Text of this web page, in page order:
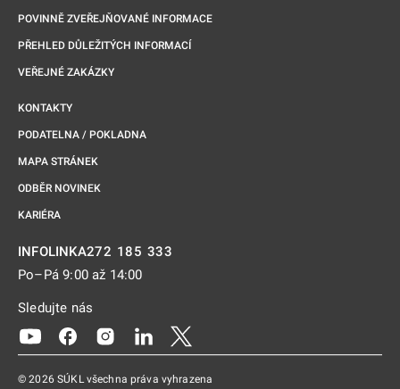
POVINNĚ ZVEŘEJŇOVANÉ INFORMACE
PŘEHLED DŮLEŽITÝCH INFORMACÍ
VEŘEJNÉ ZAKÁZKY
KONTAKTY
PODATELNA / POKLADNA
MAPA STRÁNEK
ODBĚR NOVINEK
KARIÉRA
INFOLINKA272 185 333
Po–Pá 9:00 až 14:00
Sledujte nás
Odkaz se otevře na nové kartě
Odkaz se otevře na nové kartě
Odkaz se otevře na nové kartě
Odkaz se otevře na nové kartě
© 2026 SÚKL všechna práva vyhrazena